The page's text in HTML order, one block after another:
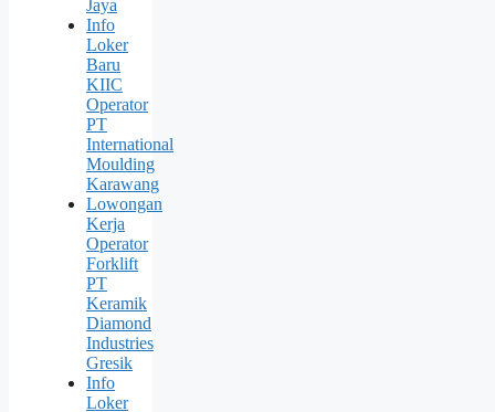
Jaya
Info
Loker
Baru
KIIC
Operator
PT
International
Moulding
Karawang
Lowongan
Kerja
Operator
Forklift
PT
Keramik
Diamond
Industries
Gresik
Info
Loker